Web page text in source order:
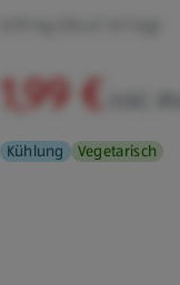
1,99 €
Kühlung Vegetarisch